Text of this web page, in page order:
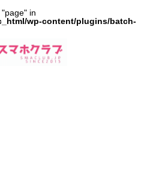
in
wp-content/plugins/batch-